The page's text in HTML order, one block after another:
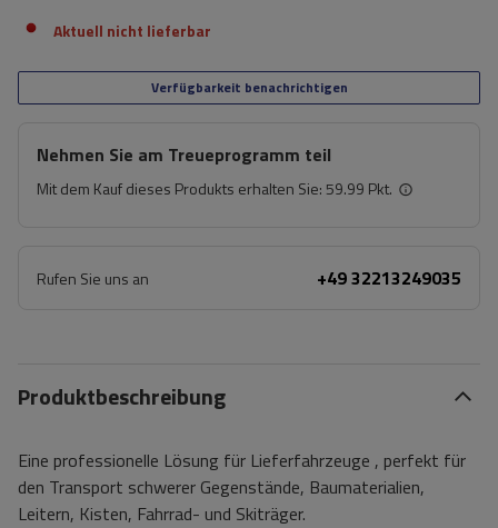
Aktuell nicht lieferbar
Verfügbarkeit benachrichtigen
Nehmen Sie am Treueprogramm teil
Mit dem Kauf dieses Produkts erhalten Sie:59.99 Pkt.
Rufen Sie uns an +49 32213249035
Produktbeschreibung
Eine professionelle Lösung für Lieferfahrzeuge , perfekt für
den Transport schwerer Gegenstände, Baumaterialien,
Leitern, Kisten, Fahrrad- und Skiträger.